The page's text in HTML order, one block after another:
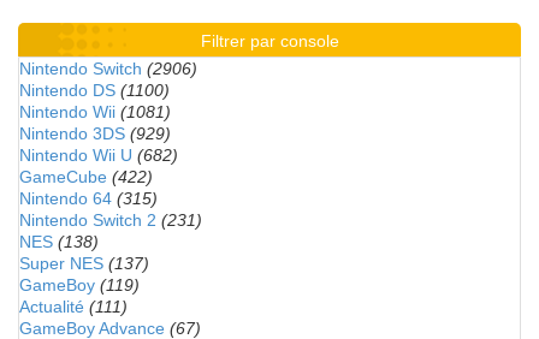
Filtrer par console
Nintendo Switch (2906)
Nintendo DS (1100)
Nintendo Wii (1081)
Nintendo 3DS (929)
Nintendo Wii U (682)
GameCube (422)
Nintendo 64 (315)
Nintendo Switch 2 (231)
NES (138)
Super NES (137)
GameBoy (119)
Actualité (111)
GameBoy Advance (67)